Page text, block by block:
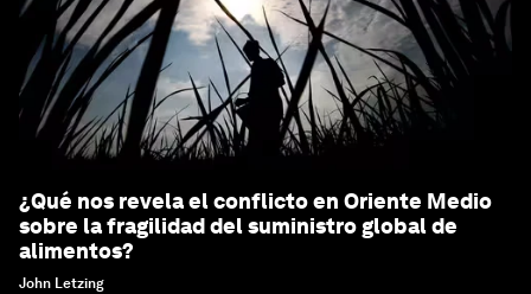
¿Qué nos revela el conflicto en Oriente Medio
sobre la fragilidad del suministro global de
alimentos?
John Letzing